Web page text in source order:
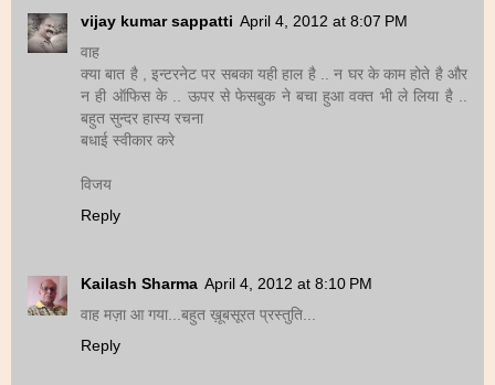
vijay kumar sappatti April 4, 2012 at 8:07 PM
वाह
क्या बात है , इन्टरनेट पर सबका यही हाल है .. न घर के काम होते है और
न ही ऑफिस के .. ऊपर से फेसबुक ने बचा हुआ वक्त भी ले लिया है ..
बहुत सुन्दर हास्य रचना
बधाई स्वीकार करे
विजय
Reply
Kailash Sharma April 4, 2012 at 8:10 PM
वाह मज़ा आ गया...बहुत ख़ूबसूरत प्रस्तुति...
Reply